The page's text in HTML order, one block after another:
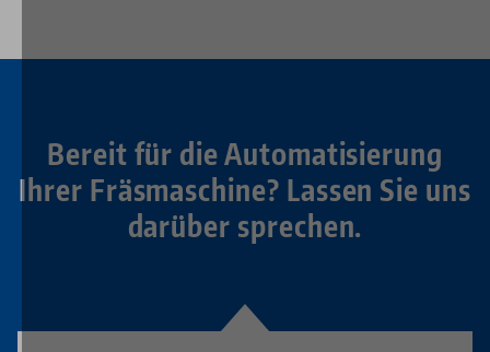
Bereit für die Automatisierung
Ihrer Fräsmaschine? Lassen Sie uns
darüber sprechen.